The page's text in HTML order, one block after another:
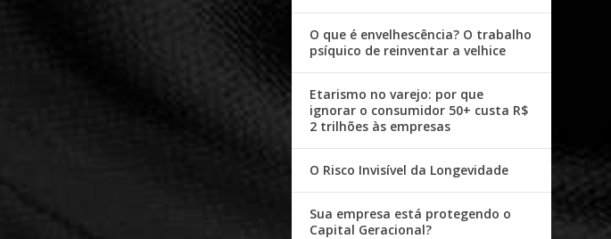
O que é envelhescência? O trabalho
psíquico de reinventar a velhice
Etarismo no varejo: por que
ignorar o consumidor 50+ custa R$
2 trilhões às empresas
O Risco Invisível da Longevidade
Sua empresa está protegendo o
Capital Geracional?